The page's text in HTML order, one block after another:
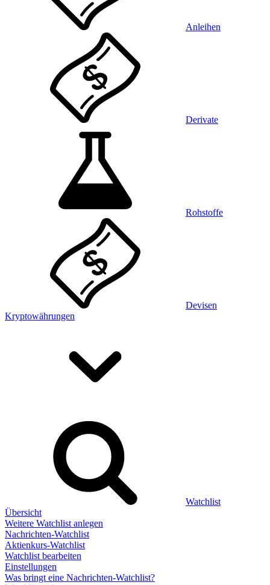
Anleihen
Derivate
Rohstoffe
Devisen
Kryptowährungen
Watchlist
Übersicht
Weitere Watchlist anlegen
Nachrichten-Watchlist
Aktienkurs-Watchlist
Watchlist bearbeiten
Einstellungen
Was bringt eine Nachrichten-Watchlist?